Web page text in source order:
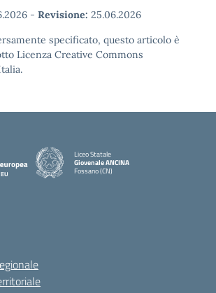
- Revisione: 25.06.2026
specificato, questo articolo è
Licenza Creative Commons
Liceo Statale
Giovenale ANCINA
Fossano (CN)